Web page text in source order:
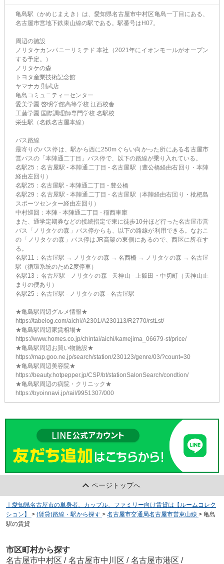
亀島駅（かめじまえき）は、愛知県名古屋市中村区亀島一丁目にある、
名古屋市営地下鉄東山線の駅である。駅番号はH07。
周辺の施設
ノリタケカンパニーリミテド 本社（2021年にイオンモールがオープン
する予定。）
ノリタケの森
トヨタ産業技術記念館
ヤマナカ 則武店
亀島コミュニティーセンター
愛美学園 啓明学館高等学校 江西校舎
工藤学園 国際調理師専門学校 名駅校
栄生駅（名鉄名古屋本線）
バス路線
最寄りのバス停は、駅から西に250mぐらい向かった所にある名古屋市
営バスの「本陣通二丁目」バス停で、以下の路線が乗り入れている。
名駅25：名古屋駅 - 本陣通二丁目 - 名古屋駅（豊公橋経由右回り・本陣
経由左回り）
名駅25：名古屋駅 - 本陣通二丁目 - 豊公橋
名駅29：名古屋駅 - 本陣通二丁目 - 名古屋駅（本陣経由右回り・枇杷島
スポーツセンター経由左回り）
中村巡回：本陣 - 本陣通二丁目 - 稲西車庫
また、通学定期券などの接続指定で東に徒歩10分ほど行った名古屋市営
バス「ノリタケの森」バス停からも、以下の路線が利用できる。なおこ
の「ノリタケの森」バス停はJR高架の東側にあるので、西区に所在す
る。
名駅11：名古屋駅 → ノリタケの森 → 名西橋 → ノリタケの森 → 名古屋
駅（循環系統のため2度停車）
名駅13：名古屋駅 - ノリタケの森 - 天神山 - 上飯田・中切町（天神山止
まりの便あり）
名駅25：名古屋駅 - ノリタケの森 - 名古屋駅
★亀島駅周辺グルメ情報★
https://tabelog.com/aichi/A2301/A230113/R2770/rstLst/
★亀島駅周辺家賃相場★
https://www.homes.co.jp/chintai/aichi/kamejima_06679-st/price/
★亀島駅周辺お買い物施設★
https://map.goo.ne.jp/search/station/230123/genre/03/?count=30
★亀島駅周辺美容院★
https://beauty.hotpepper.jp/CSP/bt/stationSalonSearch/condtion/
★亀島駅周辺の病院・クリニック★
https://byoinnavi.jp/rail/9951307/000
ページトップへ
｜愛知県名古屋市の単身者、カップル、ファミリー向け賃貸は【ルームコレク
ション】
> (賃貸)路線・駅から探す > 名古屋市交通局名古屋市営東山線 > 亀島
駅の賃貸
市区町村から探す
名古屋市中村区 / 名古屋市中川区 / 名古屋市港区 /